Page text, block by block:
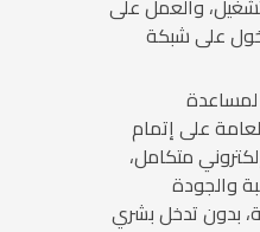
والعمل على
على شبكة
لمساعدة
على إتمام
متكامل،
والجودة
بدون تدخل بشري